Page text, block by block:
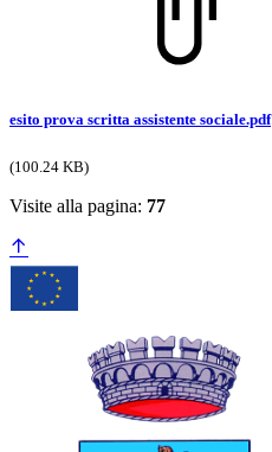
esito prova scritta assistente sociale.pdf
(100.24 KB)
Visite alla pagina: 77